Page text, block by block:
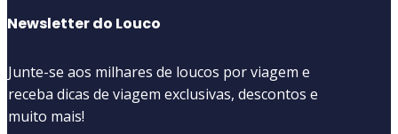
Newsletter do Louco